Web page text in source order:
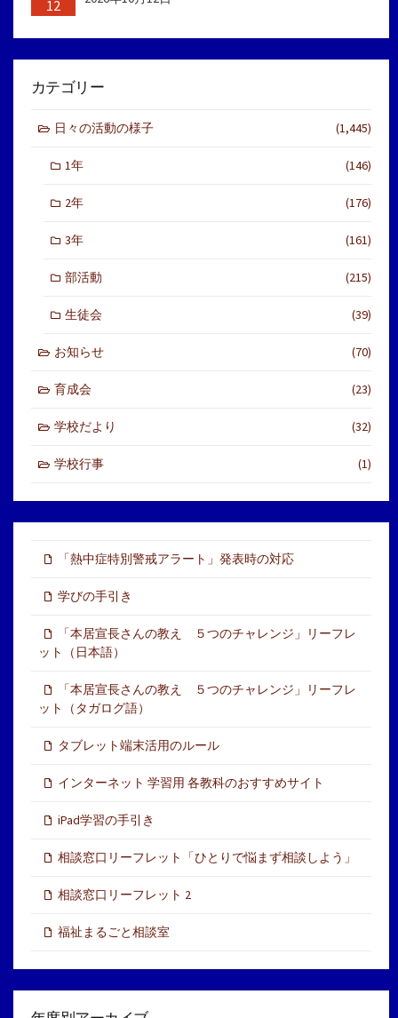
12
カテゴリー
日々の活動の様子 (1,445)
1年 (146)
2年 (176)
3年 (161)
部活動 (215)
生徒会 (39)
お知らせ (70)
育成会 (23)
学校だより (32)
学校行事 (1)
「熱中症特別警戒アラート」発表時の対応
学びの手引き
「本居宣長さんの教え ５つのチャレンジ」リーフレ
ット（日本語）
「本居宣長さんの教え ５つのチャレンジ」リーフレ
ット（タガログ語）
タブレット端末活用のルール
インターネット 学習用 各教科のおすすめサイト
iPad学習の手引き
相談窓口リーフレット「ひとりで悩まず相談しよう」
相談窓口リーフレット 2
福祉まるごと相談室